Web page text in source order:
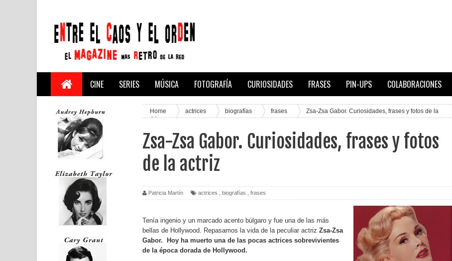
CINE SERIES MÚSICA FOTOGRAFÍA CURIOSIDADES FRASES PIN-UPS COLABORACIONES
Home actrices biografías frases
Zsa-Zsa Gabor. Curiosidades, frases y fotos de la
actriz
Zsa-Zsa Gabor. Curiosidades, frases y fotos
de la actriz
Patricia Martín actrices biografías frases
Tenía ingenio y un marcado acento búlgaro y fue una de las más
bellas de Hollywood. Repasamos la vida de la peculiar actriz Zsa-Zsa
Gabor.
Hoy ha muerto una de las pocas actrices sobrevivientes
de la época dorada de Hollywood.